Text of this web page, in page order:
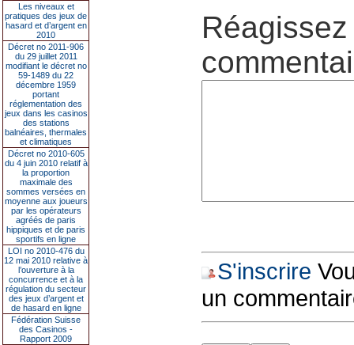
Les niveaux et
pratiques des jeux de
hasard et d’argent en
2010
Décret no 2011-906
du 29 juillet 2011
modifiant le décret no
59-1489 du 22
décembre 1959
portant
réglementation des
jeux dans les casinos
des stations
balnéaires, thermales
et climatiques
Décret no 2010-605
du 4 juin 2010 relatif à
la proportion
maximale des
sommes versées en
moyenne aux joueurs
par les opérateurs
agréés de paris
hippiques et de paris
sportifs en ligne
LOI no 2010-476 du
12 mai 2010 relative à
l’ouverture à la
concurrence et à la
régulation du secteur
des jeux d’argent et
de hasard en ligne
Fédération Suisse
des Casinos -
Rapport 2009
S'inscrire
un